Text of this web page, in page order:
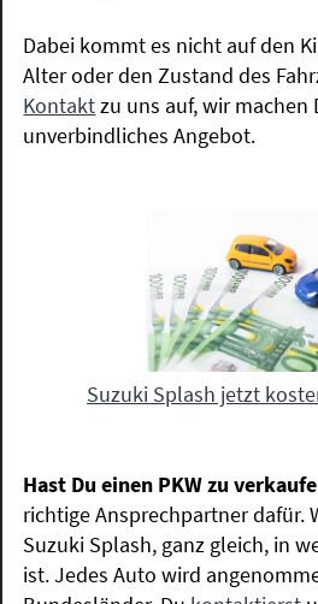
Dabei kommt es nicht auf den
Alter oder den Zustand des
Kontaktzu uns auf, wir machen
unverbindliches Angebot.
Suzuki Splash jetzt
Hast Du einen PKW zu
richtige Ansprechpartner dafür.
Suzuki Splash, ganz gleich, in
ist. Jedes Auto wird